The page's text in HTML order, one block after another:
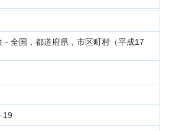
全国，都道府県，市区町村（平成17
19